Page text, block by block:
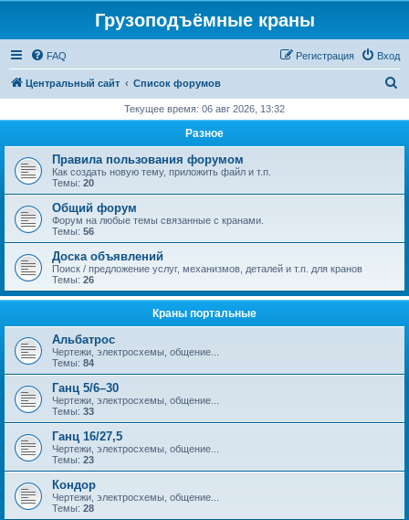
Грузоподъёмные краны
FAQ Вход
Регистрация
Центральный сайт Список форумов
с
Текущее время: 06 авг 2026, 13:32
Разное
Правила пользования форумом
Как создать новую тему, приложить файл и т.п.
Темы: 20
Общий форум
Форум на любые темы связанные с кранами.
Темы: 56
Доска объявлений
Поиск / предложение услуг, механизмов, деталей и т.п. для кранов
Темы: 26
Краны портальные
Альбатрос
Чертежи, электросхемы, общение...
Темы: 84
Ганц 5/6–30
Чертежи, электросхемы, общение...
Темы: 33
Ганц 16/27,5
Чертежи, электросхемы, общение...
Темы: 23
Кондор
Чертежи, электросхемы, общение...
Темы: 28